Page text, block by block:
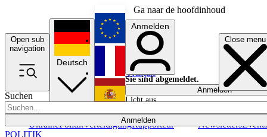
Ga naar de hoofdinhoud
Open sub
navigation
Close menu
Suchen
Anmelden
UkrainePolitikVerteidigungRapporteur NewslettersEvents
Deutsch
English
Français
Anmelden
Sie sind abgemeldet.
Anmelden
Licht aus
POLITIK